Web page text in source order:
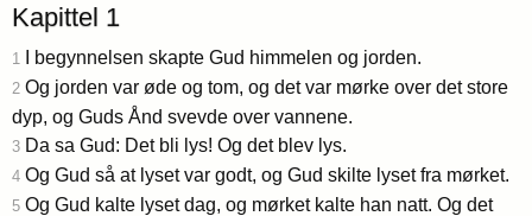
Kapittel 1
1 I begynnelsen skapte Gud himmelen og jorden.
2 Og jorden var øde og tom, og det var mørke over det store
dyp, og Guds Ånd svevde over vannene.
3 Da sa Gud: Det bli lys! Og det blev lys.
4 Og Gud så at lyset var godt, og Gud skilte lyset fra mørket.
5 Og Gud kalte lyset dag, og mørket kalte han natt. Og det